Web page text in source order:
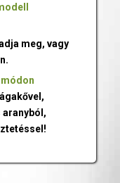
meg, vagy
aranyból,